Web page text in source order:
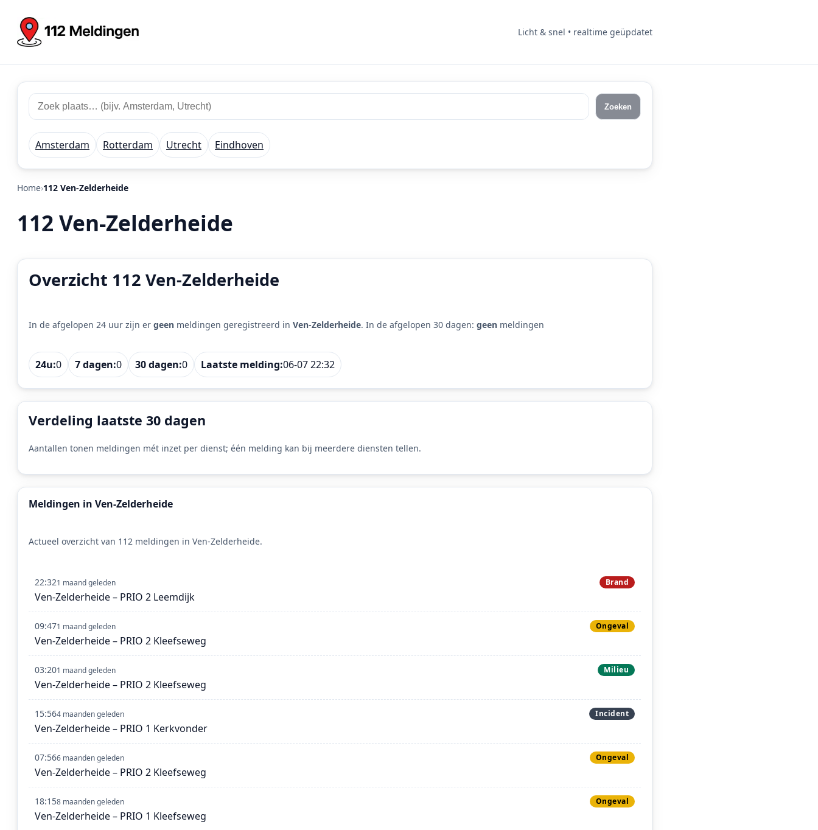
Licht & snel • realtime geüpdatet
Zoek
112
meldingen
Zoek
plaats
regio
Zoeken
Amsterdam Rotterdam Utrecht Eindhoven
Home 112 Ven-Zelderheide
112 Ven-Zelderheide
Overzicht 112 Ven-Zelderheide
In de afgelopen 24 uur zijn er geen meldingen geregistreerd in Ven-Zelderheide. In de afgelopen 30 dagen: geen meldingen
24u:0 7 dagen:0 30 dagen:0 Laatste melding:06-07 22:32
Verdeling laatste 30 dagen
Aantallen tonen meldingen mét inzet per dienst; één melding kan bij meerdere diensten tellen.
Meldingen in Ven-Zelderheide
Actueel overzicht van 112 meldingen in Ven-Zelderheide.
22:321 maand geleden Brand
Ven-Zelderheide – PRIO 2 Leemdijk
09:471 maand geleden Ongeval
Ven-Zelderheide – PRIO 2 Kleefseweg
03:201 maand geleden Milieu
Ven-Zelderheide – PRIO 2 Kleefseweg
15:564 maanden geleden Incident
Ven-Zelderheide – PRIO 1 Kerkvonder
07:566 maanden geleden Ongeval
Ven-Zelderheide – PRIO 2 Kleefseweg
18:158 maanden geleden Ongeval
Ven-Zelderheide – PRIO 1 Kleefseweg